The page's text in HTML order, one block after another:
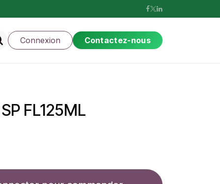
Connexion Contactez-nous
FL125ML